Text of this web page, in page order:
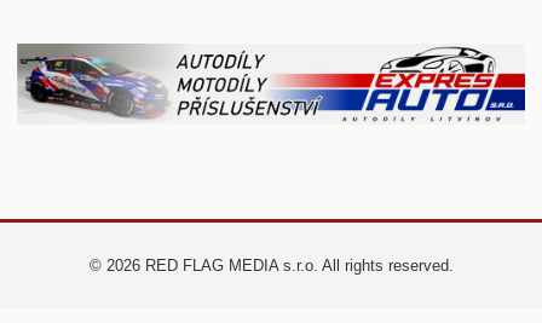
© 2026 RED FLAG MEDIA s.r.o. All rights reserved.